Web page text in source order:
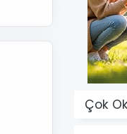
Çok